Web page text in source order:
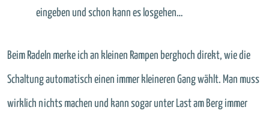
eingeben und schon kann es losgehen…
Beim Radeln merke ich an kleinen Rampen berghoch direkt, wie die
Schaltung automatisch einen immer kleineren Gang wählt. Man muss
wirklich nichts machen und kann sogar unter Last am Berg immer